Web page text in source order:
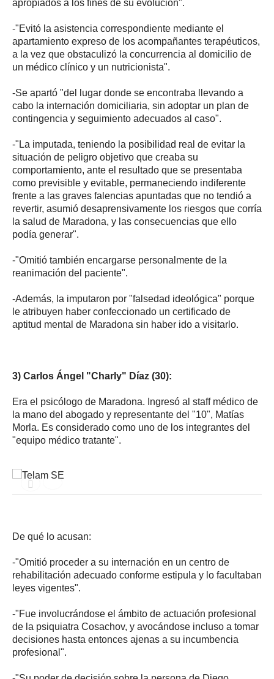
apropiados a los fines de su evolución".
-"Evitó la asistencia correspondiente mediante el
apartamiento expreso de los acompañantes terapéuticos,
a la vez que obstaculizó la concurrencia al domicilio de
un médico clínico y un nutricionista".
-Se apartó "del lugar donde se encontraba llevando a
cabo la internación domiciliaria, sin adoptar un plan de
contingencia y seguimiento adecuados al caso".
-"La imputada, teniendo la posibilidad real de evitar la
situación de peligro objetivo que creaba su
comportamiento, ante el resultado que se presentaba
como previsible y evitable, permaneciendo indiferente
frente a las graves falencias apuntadas que no tendió a
revertir, asumió desaprensivamente los riesgos que corría
la salud de Maradona, y las consecuencias que ello
podía generar".
-"Omitió también encargarse personalmente de la
reanimación del paciente".
-Además, la imputaron por "falsedad ideológica" porque
le atribuyen haber confeccionado un certificado de
aptitud mental de Maradona sin haber ido a visitarlo.
3) Carlos Ángel "Charly" Díaz (30):
Era el psicólogo de Maradona. Ingresó al staff médico de
la mano del abogado y representante del "10", Matías
Morla. Es considerado como uno de los integrantes del
"equipo médico tratante".
De qué lo acusan:
-"Omitió proceder a su internación en un centro de
rehabilitación adecuado conforme estipula y lo facultaban
leyes vigentes".
-"Fue involucrándose el ámbito de actuación profesional
de la psiquiatra Cosachov, y avocándose incluso a tomar
decisiones hasta entonces ajenas a su incumbencia
profesional".